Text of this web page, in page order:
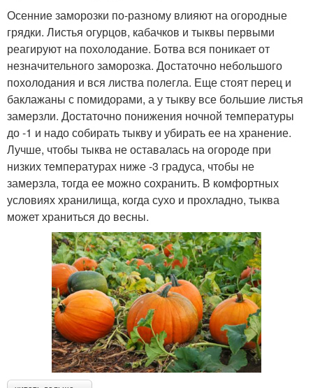
Осенние заморозки по-разному влияют на огородные
грядки. Листья огурцов, кабачков и тыквы первыми
реагируют на похолодание. Ботва вся поникает от
незначительного заморозка. Достаточно небольшого
похолодания и вся листва полегла. Еще стоят перец и
баклажаны с помидорами, а у тыкву все большие листья
замерзли. Достаточно понижения ночной температуры
до -1 и надо собирать тыкву и убирать ее на хранение.
Лучше, чтобы тыква не оставалась на огороде при
низких температурах ниже -3 градуса, чтобы не
замерзла, тогда ее можно сохранить. В комфортных
условиях хранилища, когда сухо и прохладно, тыква
может храниться до весны.